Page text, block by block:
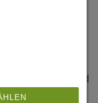
zwei
Küche und
Platz und die
Coachings und
verschiedenen